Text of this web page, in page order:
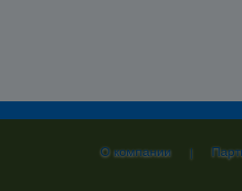
О компании |